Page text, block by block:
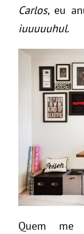
Carlos, eu
iuuuuuhul.
Quem me